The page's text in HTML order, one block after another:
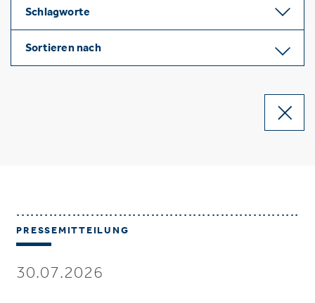
Schlagworte
Sortieren nach
PRESSEMITTEILUNG
30.07.2026